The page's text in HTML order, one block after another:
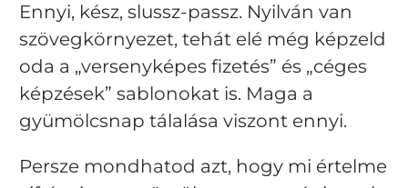
Ennyi, kész, slussz-passz. Nyilván van
szövegkörnyezet, tehát elé még képzeld
oda a „versenyképes fizetés” és „céges
képzések” sablonokat is. Maga a
gyümölcsnap tálalása viszont ennyi.
Persze mondhatod azt, hogy mi értelme